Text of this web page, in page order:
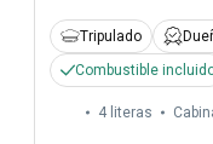
Tripulado
Combustible
4 literas